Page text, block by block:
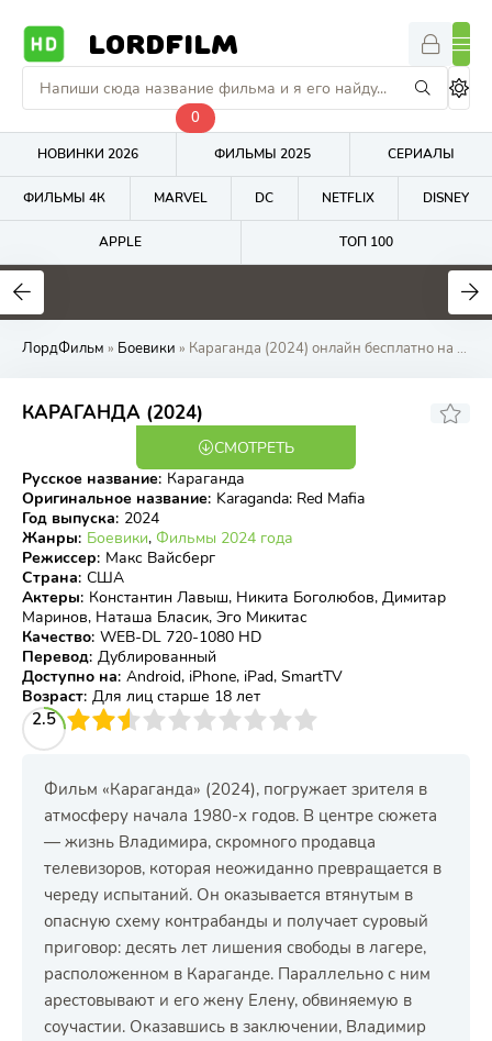
LORDFILM
НОВИНКИ 2026
0
ФИЛЬМЫ 2025 СЕРИАЛЫ
ФИЛЬМЫ 4К MARVEL DC NETFLIX DISNEY
APPLE ТОП 100
7.2
ЛордФильм » Боевики » Караганда (2024) онлайн бесплатно на LordFilm
КАРАГАНДА (2024)
5.26
СМОТРЕТЬ
Русское название: Караганда
Оригинальное название: Karaganda: Red Mafia
Год выпуска: 2024
Жанры: Боевики, Фильмы 2024 года
Режиссер: Макс Вайсберг
Страна: США
Актеры: Константин Лавыш, Никита Боголюбов, Димитар
Маринов, Наташа Бласик, Эго Микитас
Качество: WEB-DL 720-1080 HD
Перевод: Дублированный
Доступно на: Android, iPhone, iPad, SmartTV
Возраст: Для лиц старше 18 лет
2.5
4 5 6 7 8 9 10
Фильм «Караганда» (2024), погружает зрителя в
атмосферу начала 1980-х годов. В центре сюжета
— жизнь Владимира, скромного продавца
телевизоров, которая неожиданно превращается в
череду испытаний. Он оказывается втянутым в
опасную схему контрабанды и получает суровый
приговор: десять лет лишения свободы в лагере,
расположенном в Караганде. Параллельно с ним
арестовывают и его жену Елену, обвиняемую в
соучастии. Оказавшись в заключении, Владимир